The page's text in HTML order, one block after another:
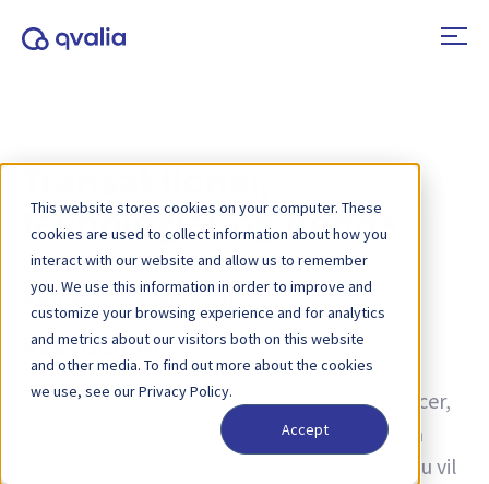
This website stores cookies on your computer. These
cookies are used to collect information about how you
interact with our website and allow us to remember
you. We use this information in order to improve and
customize your browsing experience and for analytics
and metrics about our visitors both on this website
and other media. To find out more about the cookies
we use, see our Privacy Policy.
Accept
teknologier og trends
Kategori:
Ressourcer
Oplev vores omfattende samling af ressourcer,
der tilbyder ekspertindsigt og vejledning på
tværs af en lang række emner. Uanset om du vil